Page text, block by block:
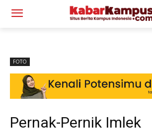
FOTO
Pernak-Pernik Imlek